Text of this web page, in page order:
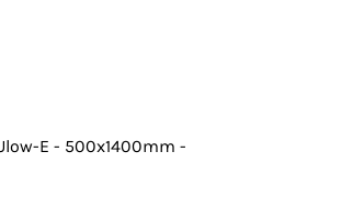
E - 500x1400mm -